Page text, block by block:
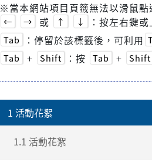
※當本網站項目頁籤無法以滑鼠點
← → 或 ↑ ↓ ：按左右鍵
Tab ：停留於該標籤後，可利用
Tab + Shift ：按 Tab + Shift
1 活動花絮
1.1 活動花絮